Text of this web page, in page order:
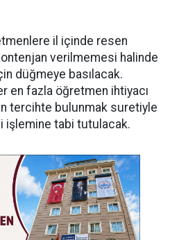
il içinde resen
verilmemesi halinde
düğmeye basılacak.
en fazla öğretmen ihtiyacı
tercihte bulunmak suretiyle
işlemine tabi tutulacak.